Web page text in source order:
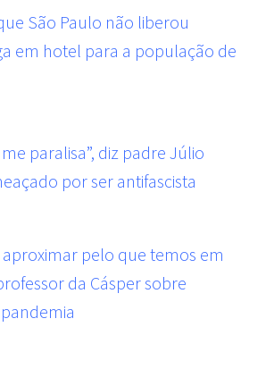
São Paulo não liberou
em hotel para a população de
paralisa”, diz padre Júlio
por ser antifascista
aproximar pelo que temos em
da Cásper sobre